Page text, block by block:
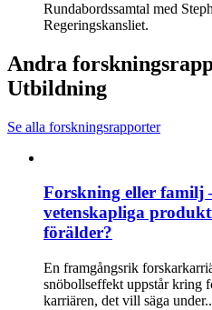
Rundabordssamtal med
Regeringskansliet.
Andra
Utbildning
Se alla forskningsrapporter
Forskning eller familj
vetenskapliga
förälder?
En framgångsrik
snöbollseffekt uppstår kring
karriären, det vill säga